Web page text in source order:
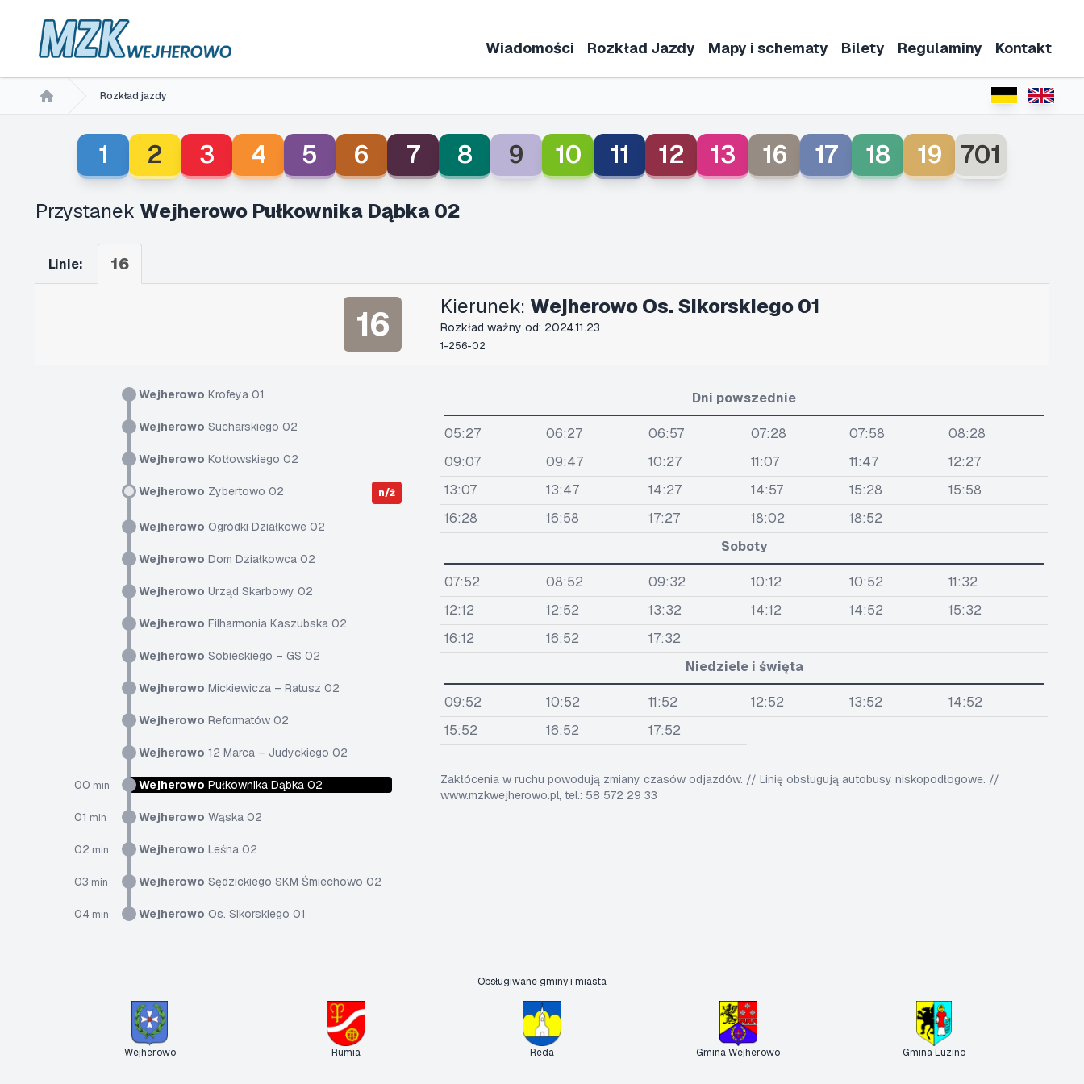
Wiadomości Rozkład Jazdy Mapy i schematy Bilety Regulaminy Kontakt
Rozkład jazdy
1 2 3 4 5 6 7 8 9 10 11 12 13 16 17 18 19 701
Przystanek Wejherowo Pułkownika Dąbka 02
Linie: 16
16 Kierunek: Wejherowo Os. Sikorskiego 01
Rozkład ważny od: 2024.11.23
1-256-02
Wejherowo Krofeya 01
Wejherowo Sucharskiego 02
Wejherowo Kotłowskiego 02
Wejherowo Zybertowo 02 n/ż
Wejherowo Ogródki Działkowe 02
Wejherowo Dom Działkowca 02
Wejherowo Urząd Skarbowy 02
Wejherowo Filharmonia Kaszubska 02
Wejherowo Sobieskiego – GS 02
Wejherowo Mickiewicza – Ratusz 02
Wejherowo Reformatów 02
Wejherowo 12 Marca – Judyckiego 02
00 min Wejherowo Pułkownika Dąbka 02
01 min Wejherowo Wąska 02
02 min Wejherowo Leśna 02
03 min Wejherowo Sędzickiego SKM Śmiechowo 02
04 min Wejherowo Os. Sikorskiego 01
Dni powszednie
05:27 06:27 06:57 07:28 07:58
08:28
09:07
09:47 10:27 11:07 11:47
12:27
13:07
13:47 14:27 14:57 15:28
15:58
16:28
16:58 17:27 18:02
18:52
Soboty
07:52 08:52 09:32 10:12 10:52
11:32
12:12
12:52 13:32 14:12 14:52
15:32
16:12
16:52
17:32
Niedziele i święta
09:52 10:52 11:52 12:52 13:52
14:52
15:52
16:52 17:52
Zakłócenia w ruchu powodują zmiany czasów odjazdów. // Linię obsługują autobusy niskopodłogowe. //
www.mzkwejherowo.pl, tel.: 58 572 29 33
Obsługiwane gminy i miasta
Wejherowo Rumia Reda Gmina Wejherowo Gmina Luzino